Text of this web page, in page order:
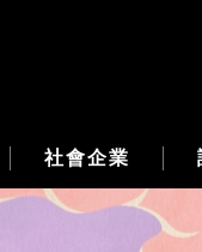
社會企業